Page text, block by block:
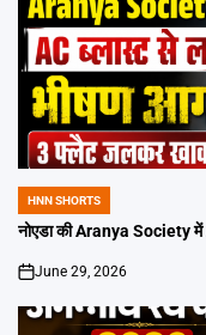
POSTED
IN
HNN SHORTS
नोएडा की Aranya Society
on
June 29, 2026